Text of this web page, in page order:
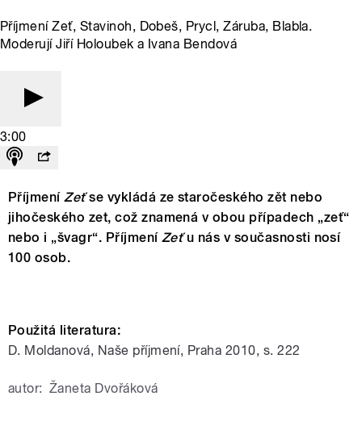
Příjmení Zeť, Stavinoh, Dobeš, Prycl, Záruba, Blabla.
Moderují Jiří Holoubek a Ivana Bendová
3:00
PříjmeníZeťse vykládá ze staročeského zět nebo
jihočeského zet, což znamená v obou případech „zeť“
nebo i „švagr“. Příjmení Zeťu nás v současnosti nosí
100 osob.
Použitá literatura:
D. Moldanová, Naše příjmení, Praha 2010, s. 222
autor: Žaneta Dvořáková